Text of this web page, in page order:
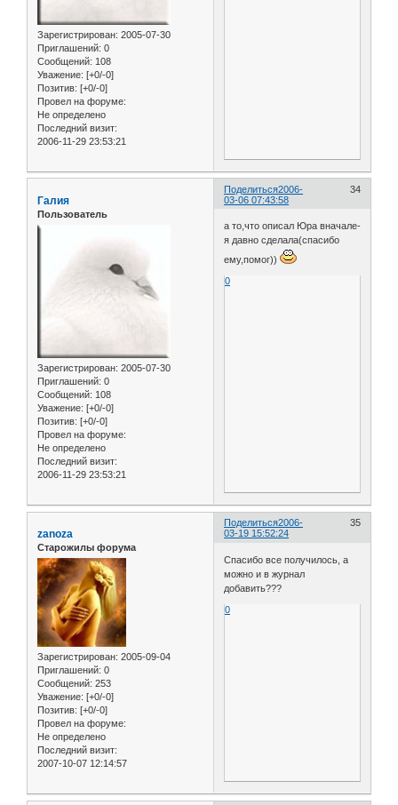
Зарегистрирован: 2005-07-30
Приглашений: 0
Сообщений: 108
Уважение: [+0/-0]
Позитив: [+0/-0]
Провел на форуме:
Не определено
Последний визит:
2006-11-29 23:53:21
Поделиться 34
2006-
03-06 07:43:58
Галия
Пользователь
Зарегистрирован: 2005-07-30
Приглашений: 0
Сообщений: 108
Уважение: [+0/-0]
Позитив: [+0/-0]
Провел на форуме:
Не определено
Последний визит:
2006-11-29 23:53:21
а то,что описал Юра вначале-
я давно сделала(спасибо
ему,помог))
0
Поделиться 35
2006-
03-19 15:52:24
zanoza
Старожилы форума
Зарегистрирован: 2005-09-04
Приглашений: 0
Сообщений: 253
Уважение: [+0/-0]
Позитив: [+0/-0]
Провел на форуме:
Не определено
Последний визит:
2007-10-07 12:14:57
Спасибо все получилось, а
можно и в журнал
добавить???
0